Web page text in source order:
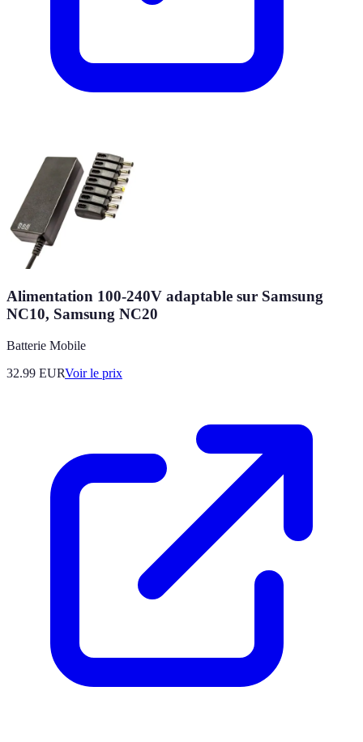
Alimentation 100-240V adaptable sur Samsung
NC10, Samsung NC20
Batterie Mobile
32.99 EURVoir le prix